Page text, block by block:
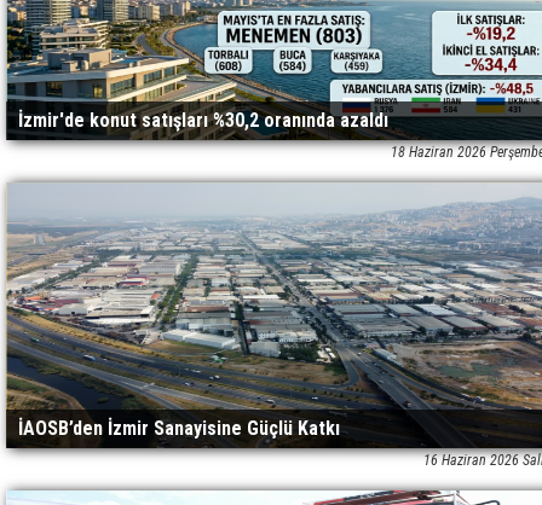
İzmir'de konut satışları %30,2 oranında azaldı
18 Haziran 2026
İAOSB’den İzmir Sanayisine Güçlü Katkı
16 Haziran 2026